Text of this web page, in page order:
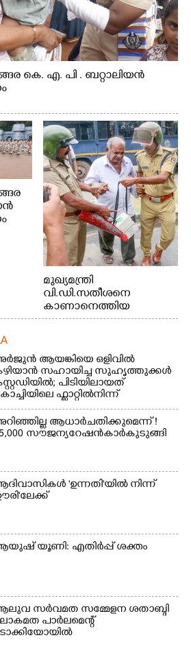
കെ. എ. പി . ബറ്റാലിയൻ
മുഖ്യമന്ത്രി
വി.ഡി.സതീശനെ
കാണാനെത്തിയ
മോഹനൻ നായർ
ആയങ്കിയെ ഒളിവിൽ
സഹായിച്ച സുഹൃത്തുക്കൾ
പിടിയിലായത്
ഫ്ലാറ്റിൽനിന്ന്
ആധാർ ചതിക്കുമെന്ന് !
സൗജന്യ റേഷൻകാർ കുടുങ്ങി
'ഉന്നതി'യിൽ നിന്ന്
യൂണി: എതിർപ്പ് ശക്തം
സർവമത സമ്മേളന ശതാബ്ദി
പാർലമെന്റ്